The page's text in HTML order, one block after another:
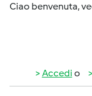
Ciao benvenuta,
Accedi o